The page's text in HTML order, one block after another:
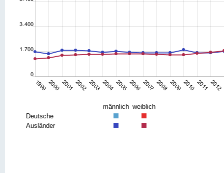
männlich weiblich
Deutsche
Ausländer